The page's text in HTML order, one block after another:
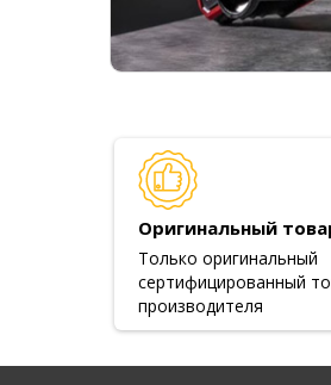
Оригинальный
Только оригинальный
сертифицированный
производителя